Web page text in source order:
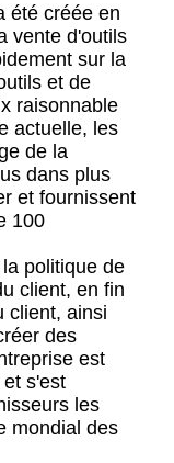
été créée en
vente d'outils
sur la
et de
raisonnable
actuelle, les
de la
dans plus
et fournissent
100
politique de
client, en fin
client, ainsi
des
est
s'est
les
mondial des